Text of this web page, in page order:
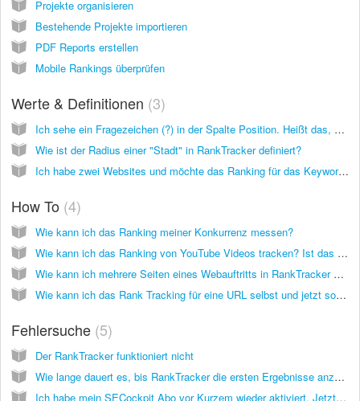
Projekte organisieren
Bestehende Projekte importieren
PDF Reports erstellen
Mobile Rankings überprüfen
Werte & Definitionen 3
Ich sehe ein Fragezeichen (?) in der Spalte Position. Heißt das, dass meine URL für das angegebene Keyword nicht rankt?
Wie ist der Radius einer "Stadt" in RankTracker definiert?
Ich habe zwei Websites und möchte das Ranking für das Keyword "dog training" auf beiden Seiten tracken lassen. Zählt das als 1 Keyword oder als 2 Keywords?
How To 4
Wie kann ich das Ranking meiner Konkurrenz messen?
Wie kann ich das Ranking von YouTube Videos tracken? Ist das möglich?
Wie kann ich mehrere Seiten eines Webauftritts in RankTracker messen, nicht nur die erste Seite, die RankTracker für jedes Keyword findet?
Wie kann ich das Rank Tracking für eine URL selbst und jetzt sofort aktualisieren? Ist das möglich?
Fehlersuche 5
Der RankTracker funktioniert nicht
Wie lange dauert es, bis RankTracker die ersten Ergebnisse anzeigt?
Ich habe mein SECockpit Abo vor Kurzem wieder aktiviert. Jetzt zeigt der RankTracker keine Veränderungen für meine Seiten und Keywords an. Die Grafik zeigt nur gerade Linien oder gar nichts.